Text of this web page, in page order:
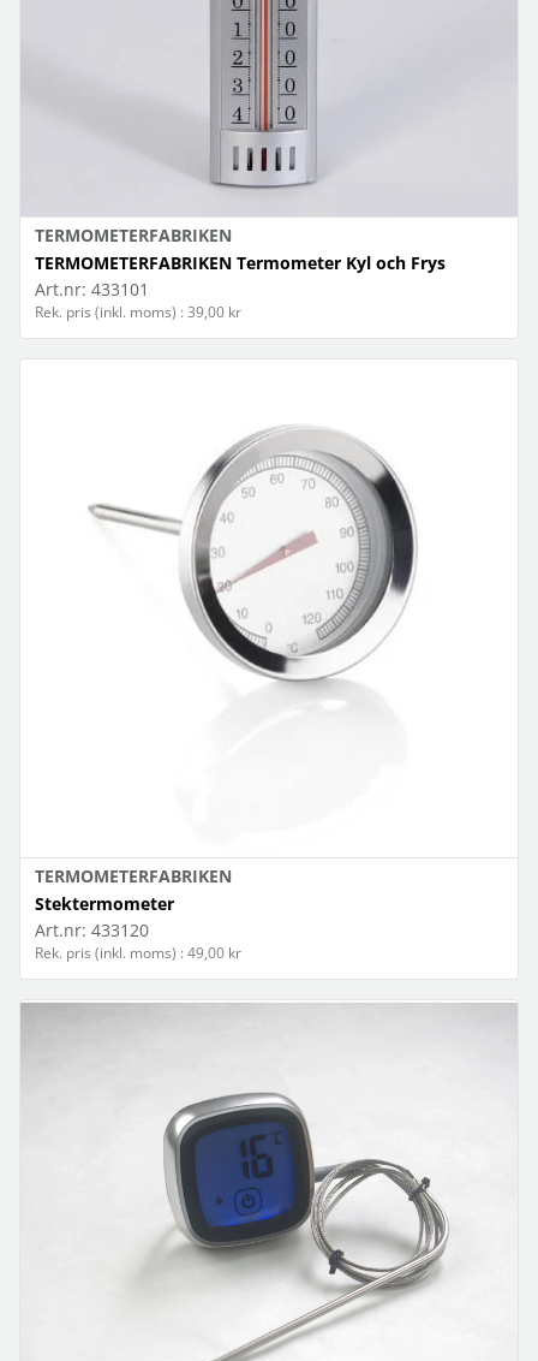
TERMOMETERFABRIKEN
TERMOMETERFABRIKEN Termometer Kyl och Frys
Art.nr: 433101
Rek. pris (inkl. moms) : 39,00 kr
TERMOMETERFABRIKEN
Stektermometer
Art.nr: 433120
Rek. pris (inkl. moms) : 49,00 kr